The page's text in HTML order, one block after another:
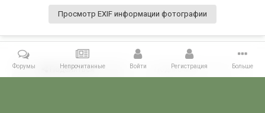
Просмотр EXIF информации фотографии
Поделиться Подписчики 0
Форумы Непрочитанные Войти Регистрация Больше